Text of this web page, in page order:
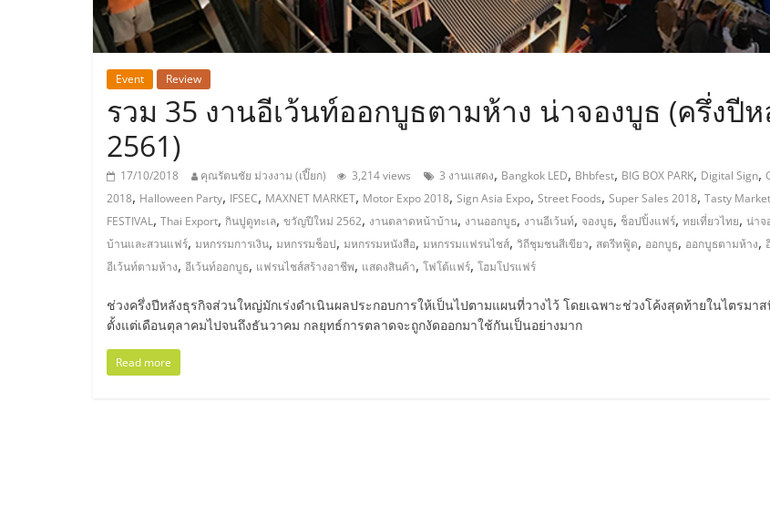
ส
เอ็
มอี
ไทย,
SMEs,
แฟ
รน
ไชส์,
Event Review
รวม 35 งานอีเว้นท์ออกบูธตามห้าง น่าจองบูธ (ครึ่งปีห
2561)
17/10/2018 คุณรัตนชัย ม่วงงาม (เปี๊ยก) 3,214 views 3 งานแสดง, Bangkok LED, Bhbfest, BIG BOX PARK, Digital Sign,
2018, Halloween Party, IFSEC, MAXNET MARKET, Motor Expo 2018, Sign Asia Expo, Street Foods, Super Sales 2018, Tasty Market
FESTIVAL, Thai Export, กินปูดูทะเล, ขวัญปีใหม่ 2562, งานตลาดหน้าบ้าน, งานออกบูธ, งานอีเว้นท์, จองบูธ, ช็อปปิ้งแฟร์, ทยเที่ยวไทย, น่าจ
บ้านและสวนแฟร์, มหกรรมการเงิน, มหกรรมช็อป, มหกรรมหนังสือ, มหกรรมแฟรนไชส์, วิถีชุมชนสีเขียว, สตรีทฟู้ด, ออกบูธ, ออกบูธตามห้าง,
อีเว้นท์ตามห้าง, อีเว้นท์ออกบูธ, แฟรนไชส์สร้างอาชีพ, แสดงสินค้า, โฟโต้แฟร์, โฮมโปรแฟร์
ช่วงครึ่งปีหลังธุรกิจส่วนใหญ่มักเร่งดำเนินผลประกอบการให้เป็นไปตามแผนที่วางไว้ โดยเฉพาะช่วงโค้งสุดท้ายในไตรมา
ตั้งแต่เดือนตุลาคมไปจนถึงธันวาคม กลยุทธ์การตลาดจะถูกงัดออกมาใช้กันเป็นอย่างมาก
Read more